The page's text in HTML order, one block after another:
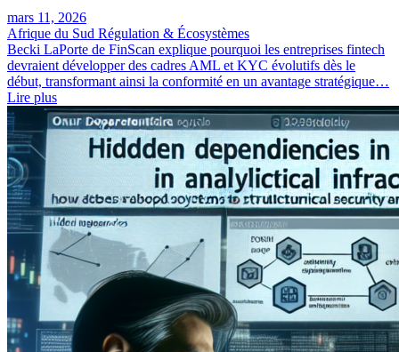
mars 11, 2026
Afrique du Sud Régulation & Écosystèmes
Becki LaPorte de FinScan explique pourquoi les entreprises fintech
devraient développer des cadres AML et KYC évolutifs dès le
début, transformant ainsi la conformité en un avantage stratégique…
Lire plus